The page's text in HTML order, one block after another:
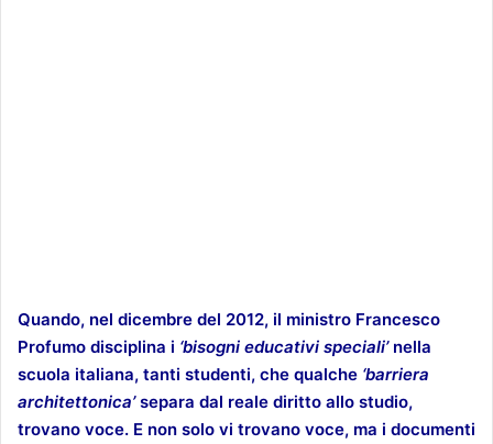
Quando, nel dicembre del 2012, il ministro Francesco
Profumo disciplina i ‘bisogni educativi speciali’nella
scuola italiana, tanti studenti, che qualche ‘barriera
architettonica’separa dal reale diritto allo studio,
trovano voce. E non solo vi trovano voce, ma i documenti